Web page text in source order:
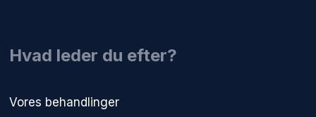
​Hvad leder du efter?
Vores behandlinger